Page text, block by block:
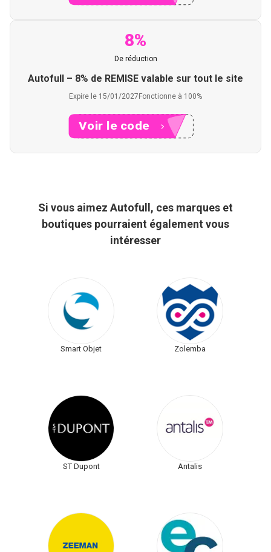
8%
De réduction
Autofull – 8% de REMISE valable sur tout le site
Expire le 15/01/2027 Fonctionne à 100%
XXXW8
Voir le code
Si vous aimez Autofull, ces marques et
boutiques pourraient également vous
intéresser
Smart Objet Zolemba
ST Dupont Antalis